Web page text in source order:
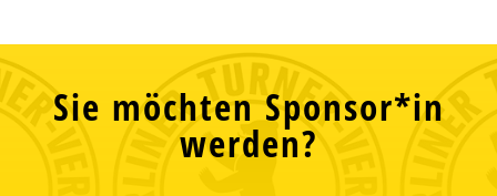
Sie möchten Sponsor*in
werden?